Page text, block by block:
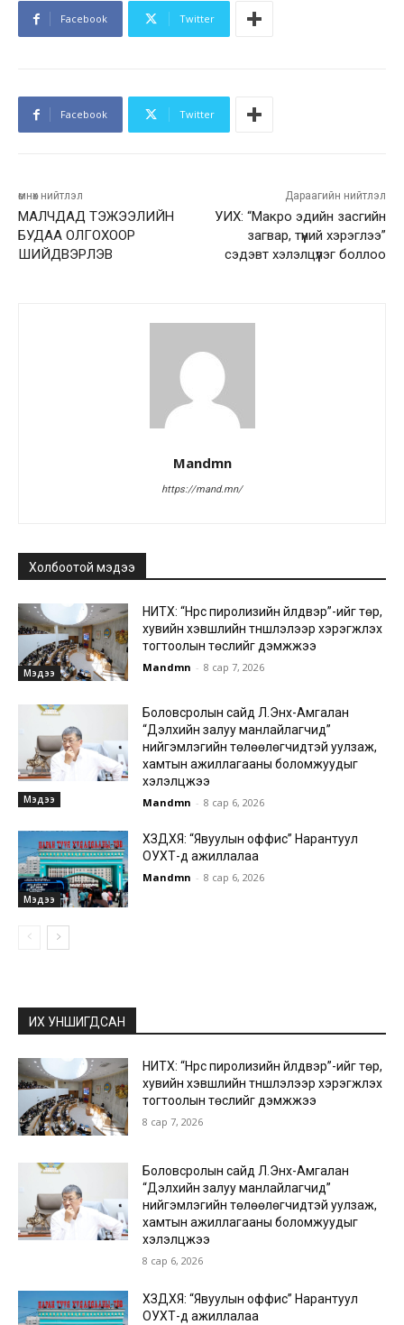
Facebook Twitter
Facebook Twitter
өмнөх нийтлэл
МАЛЧДАД ТЭЖЭЭЛИЙН
БУДАА ОЛГОХООР
ШИЙДВЭРЛЭВ
Дараагийн нийтлэл
УИХ: “Макро эдийн засгийн
загвар, түүний хэрэглээ”
сэдэвт хэлэлцүүлэг боллоо
Mandmn
https://mand.mn/
Холбоотой мэдээ
Мэдээ
НИТХ: “Нүүрс пиролизийн үйлдвэр”-ийг төр,
хувийн хэвшлийн түншлэлээр хэрэгжүүлэх
тогтоолын төслийг дэмжжээ
Mandmn - 8 сар 7, 2026
Мэдээ
Боловсролын сайд Л.Энх-Амгалан
“Дэлхийн залуу манлайлагчид”
нийгэмлэгийн төлөөлөгчидтэй уулзаж,
хамтын ажиллагааны боломжуудыг
хэлэлцжээ
Mandmn - 8 сар 6, 2026
Мэдээ
ХЗДХЯ: “Явуулын оффис” Нарантуул
ОУХТ-д ажиллалаа
Mandmn - 8 сар 6, 2026
ИХ УНШИГДСАН
НИТХ: “Нүүрс пиролизийн үйлдвэр”-ийг төр,
хувийн хэвшлийн түншлэлээр хэрэгжүүлэх
тогтоолын төслийг дэмжжээ
8 сар 7, 2026
Боловсролын сайд Л.Энх-Амгалан
“Дэлхийн залуу манлайлагчид”
нийгэмлэгийн төлөөлөгчидтэй уулзаж,
хамтын ажиллагааны боломжуудыг
хэлэлцжээ
8 сар 6, 2026
ХЗДХЯ: “Явуулын оффис” Нарантуул
ОУХТ-д ажиллалаа